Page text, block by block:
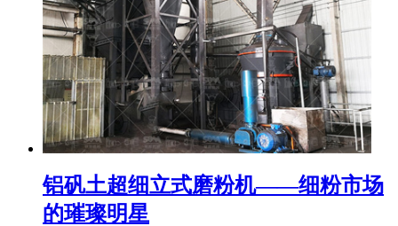
铝矾土超细立式磨粉机——细粉市场
的璀璨明星